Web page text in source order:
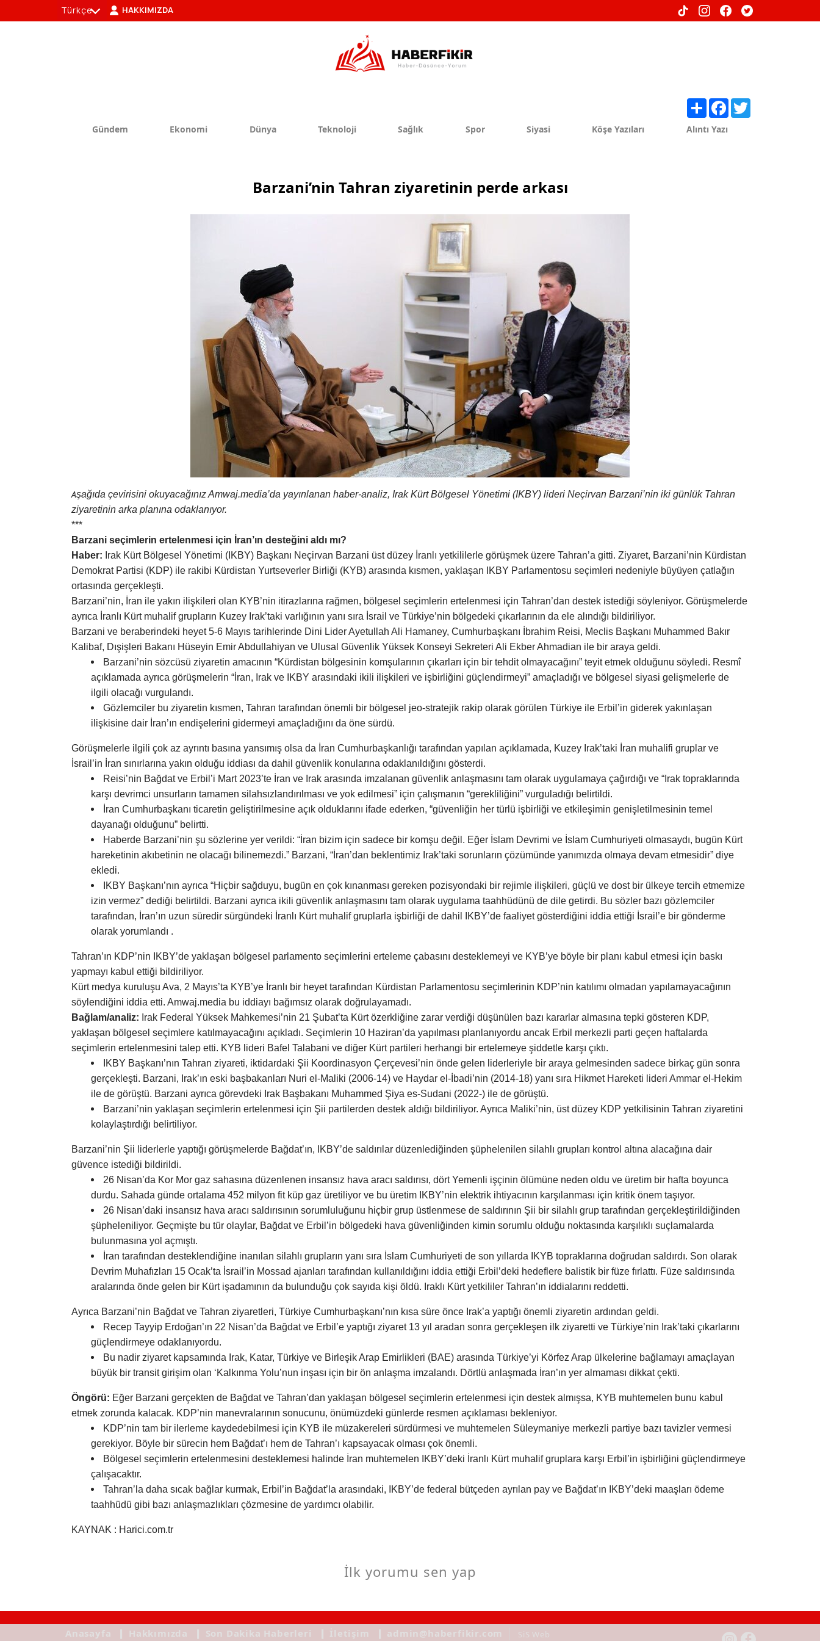
Gündem Ekonomi Dünya Teknoloji Sağlık Spor Siyasi Köşe Yazıları Alıntı Yazı
Barzani’nin Tahran ziyaretinin perde arkası
Aşağıda çevirisini okuyacağınız Amwaj.media’da yayınlanan haber-analiz, Irak Kürt Bölgesel Yönetimi (IKBY) lideri Neçirvan Barzani’nin iki günlük Tahran
ziyaretinin arka planına odaklanıyor.
***
Barzani seçimlerin ertelenmesi için İran’ın desteğini aldı mı?
Haber: Irak Kürt Bölgesel Yönetimi (IKBY) Başkanı Neçirvan Barzani üst düzey İranlı yetkililerle görüşmek üzere Tahran’a gitti. Ziyaret, Barzani’nin Kürdistan
Demokrat Partisi (KDP) ile rakibi Kürdistan Yurtseverler Birliği (KYB) arasında kısmen, yaklaşan IKBY Parlamentosu seçimleri nedeniyle büyüyen çatlağın
ortasında gerçekleşti.
Barzani’nin, İran ile yakın ilişkileri olan KYB’nin itirazlarına rağmen, bölgesel seçimlerin ertelenmesi için Tahran’dan destek istediği söyleniyor. Görüşmelerde
ayrıca İranlı Kürt muhalif grupların Kuzey Irak’taki varlığının yanı sıra İsrail ve Türkiye’nin bölgedeki çıkarlarının da ele alındığı bildiriliyor.
Barzani ve beraberindeki heyet 5-6 Mayıs tarihlerinde Dini Lider Ayetullah Ali Hamaney, Cumhurbaşkanı İbrahim Reisi, Meclis Başkanı Muhammed Bakır
Kalibaf, Dışişleri Bakanı Hüseyin Emir Abdullahiyan ve Ulusal Güvenlik Yüksek Konseyi Sekreteri Ali Ekber Ahmadian ile bir araya geldi.
Barzani’nin sözcüsü ziyaretin amacının “Kürdistan bölgesinin komşularının çıkarları için bir tehdit olmayacağını” teyit etmek olduğunu söyledi. Resmî
açıklamada ayrıca görüşmelerin “İran, Irak ve IKBY arasındaki ikili ilişkileri ve işbirliğini güçlendirmeyi” amaçladığı ve bölgesel siyasi gelişmelerle de
ilgili olacağı vurgulandı.
Gözlemciler bu ziyaretin kısmen, Tahran tarafından önemli bir bölgesel jeo-stratejik rakip olarak görülen Türkiye ile Erbil’in giderek yakınlaşan
ilişkisine dair İran’ın endişelerini gidermeyi amaçladığını da öne sürdü.
Görüşmelerle ilgili çok az ayrıntı basına yansımış olsa da İran Cumhurbaşkanlığı tarafından yapılan açıklamada, Kuzey Irak’taki İran muhalifi gruplar ve
İsrail’in İran sınırlarına yakın olduğu iddiası da dahil güvenlik konularına odaklanıldığını gösterdi.
Reisi’nin Bağdat ve Erbil’i Mart 2023’te İran ve Irak arasında imzalanan güvenlik anlaşmasını tam olarak uygulamaya çağırdığı ve “Irak topraklarında
karşı devrimci unsurların tamamen silahsızlandırılması ve yok edilmesi” için çalışmanın “gerekliliğini” vurguladığı belirtildi.
İran Cumhurbaşkanı ticaretin geliştirilmesine açık olduklarını ifade ederken, “güvenliğin her türlü işbirliği ve etkileşimin genişletilmesinin temel
dayanağı olduğunu” belirtti.
Haberde Barzani’nin şu sözlerine yer verildi: “İran bizim için sadece bir komşu değil. Eğer İslam Devrimi ve İslam Cumhuriyeti olmasaydı, bugün Kürt
hareketinin akıbetinin ne olacağı bilinemezdi.” Barzani, “İran’dan beklentimiz Irak’taki sorunların çözümünde yanımızda olmaya devam etmesidir” diye
ekledi.
IKBY Başkanı’nın ayrıca “Hiçbir sağduyu, bugün en çok kınanması gereken pozisyondaki bir rejimle ilişkileri, güçlü ve dost bir ülkeye tercih etmemize
izin vermez” dediği belirtildi. Barzani ayrıca ikili güvenlik anlaşmasını tam olarak uygulama taahhüdünü de dile getirdi. Bu sözler bazı gözlemciler
tarafından, İran’ın uzun süredir sürgündeki İranlı Kürt muhalif gruplarla işbirliği de dahil IKBY’de faaliyet gösterdiğini iddia ettiği İsrail’e bir gönderme
olarak yorumlandı .
Tahran’ın KDP’nin IKBY’de yaklaşan bölgesel parlamento seçimlerini erteleme çabasını desteklemeyi ve KYB’ye böyle bir planı kabul etmesi için baskı
yapmayı kabul ettiği bildiriliyor.
Kürt medya kuruluşu Ava, 2 Mayıs’ta KYB’ye İranlı bir heyet tarafından Kürdistan Parlamentosu seçimlerinin KDP’nin katılımı olmadan yapılamayacağının
söylendiğini iddia etti. Amwaj.media bu iddiayı bağımsız olarak doğrulayamadı.
Bağlam/analiz: Irak Federal Yüksek Mahkemesi’nin 21 Şubat’ta Kürt özerkliğine zarar verdiği düşünülen bazı kararlar almasına tepki gösteren KDP,
yaklaşan bölgesel seçimlere katılmayacağını açıkladı. Seçimlerin 10 Haziran’da yapılması planlanıyordu ancak Erbil merkezli parti geçen haftalarda
seçimlerin ertelenmesini talep etti. KYB lideri Bafel Talabani ve diğer Kürt partileri herhangi bir ertelemeye şiddetle karşı çıktı.
IKBY Başkanı’nın Tahran ziyareti, iktidardaki Şii Koordinasyon Çerçevesi’nin önde gelen liderleriyle bir araya gelmesinden sadece birkaç gün sonra
gerçekleşti. Barzani, Irak’ın eski başbakanları Nuri el-Maliki (2006-14) ve Haydar el-İbadi’nin (2014-18) yanı sıra Hikmet Hareketi lideri Ammar el-Hekim
ile de görüştü. Barzani ayrıca görevdeki Irak Başbakanı Muhammed Şiya es-Sudani (2022-) ile de görüştü.
Barzani’nin yaklaşan seçimlerin ertelenmesi için Şii partilerden destek aldığı bildiriliyor. Ayrıca Maliki’nin, üst düzey KDP yetkilisinin Tahran ziyaretini
kolaylaştırdığı belirtiliyor.
Barzani’nin Şii liderlerle yaptığı görüşmelerde Bağdat’ın, IKBY’de saldırılar düzenlediğinden şüphelenilen silahlı grupları kontrol altına alacağına dair
güvence istediği bildirildi.
26 Nisan’da Kor Mor gaz sahasına düzenlenen insansız hava aracı saldırısı, dört Yemenli işçinin ölümüne neden oldu ve üretim bir hafta boyunca
durdu. Sahada günde ortalama 452 milyon fit küp gaz üretiliyor ve bu üretim IKBY’nin elektrik ihtiyacının karşılanması için kritik önem taşıyor.
26 Nisan’daki insansız hava aracı saldırısının sorumluluğunu hiçbir grup üstlenmese de saldırının Şii bir silahlı grup tarafından gerçekleştirildiğinden
şüpheleniliyor. Geçmişte bu tür olaylar, Bağdat ve Erbil’in bölgedeki hava güvenliğinden kimin sorumlu olduğu noktasında karşılıklı suçlamalarda
bulunmasına yol açmıştı.
İran tarafından desteklendiğine inanılan silahlı grupların yanı sıra İslam Cumhuriyeti de son yıllarda IKYB topraklarına doğrudan saldırdı. Son olarak
Devrim Muhafızları 15 Ocak’ta İsrail’in Mossad ajanları tarafından kullanıldığını iddia ettiği Erbil’deki hedeflere balistik bir füze fırlattı. Füze saldırısında
aralarında önde gelen bir Kürt işadamının da bulunduğu çok sayıda kişi öldü. Iraklı Kürt yetkililer Tahran’ın iddialarını reddetti.
Ayrıca Barzani’nin Bağdat ve Tahran ziyaretleri, Türkiye Cumhurbaşkanı’nın kısa süre önce Irak’a yaptığı önemli ziyaretin ardından geldi.
Recep Tayyip Erdoğan’ın 22 Nisan’da Bağdat ve Erbil’e yaptığı ziyaret 13 yıl aradan sonra gerçekleşen ilk ziyaretti ve Türkiye’nin Irak’taki çıkarlarını
güçlendirmeye odaklanıyordu.
Bu nadir ziyaret kapsamında Irak, Katar, Türkiye ve Birleşik Arap Emirlikleri (BAE) arasında Türkiye’yi Körfez Arap ülkelerine bağlamayı amaçlayan
büyük bir transit girişim olan ‘Kalkınma Yolu’nun inşası için bir ön anlaşma imzalandı. Dörtlü anlaşmada İran’ın yer almaması dikkat çekti.
Öngörü: Eğer Barzani gerçekten de Bağdat ve Tahran’dan yaklaşan bölgesel seçimlerin ertelenmesi için destek almışsa, KYB muhtemelen bunu kabul
etmek zorunda kalacak. KDP’nin manevralarının sonucunu, önümüzdeki günlerde resmen açıklaması bekleniyor.
KDP’nin tam bir ilerleme kaydedebilmesi için KYB ile müzakereleri sürdürmesi ve muhtemelen Süleymaniye merkezli partiye bazı tavizler vermesi
gerekiyor. Böyle bir sürecin hem Bağdat’ı hem de Tahran’ı kapsayacak olması çok önemli.
Bölgesel seçimlerin ertelenmesini desteklemesi halinde İran muhtemelen IKBY’deki İranlı Kürt muhalif gruplara karşı Erbil’in işbirliğini güçlendirmeye
çalışacaktır.
Tahran’la daha sıcak bağlar kurmak, Erbil’in Bağdat’la arasındaki, IKBY’de federal bütçeden ayrılan pay ve Bağdat’ın IKBY’deki maaşları ödeme
taahhüdü gibi bazı anlaşmazlıkları çözmesine de yardımcı olabilir.
KAYNAK : Harici.com.tr
İlk yorumu sen yap
Share Facebook
Türkçe
HAKKIMIZDA
Anasayfa ❙ Hakkımızda ❙ Son Dakika Haberleri ❙ İletişim ❙ admin@haberfikir.com SiS Web